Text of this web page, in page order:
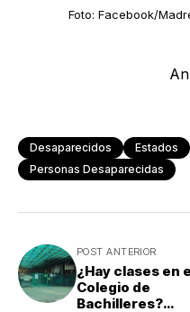
Foto: Facebook/
Desaparecidos Estados
Personas Desaparecidas
POST ANTERIOR
¿Hay clases en
Colegio de
Bachilleres?